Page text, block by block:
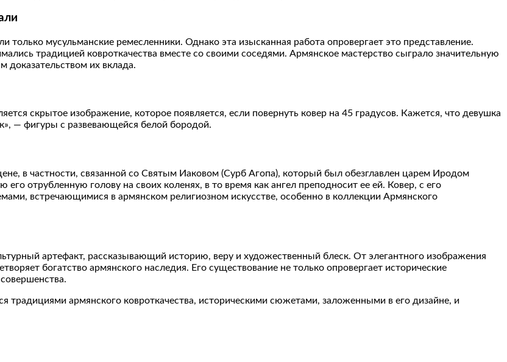
только мусульманские ремесленники. Однако эта изысканная работа опровергает это представление.
традицией ковроткачества вместе со своими соседями. Армянское мастерство сыграло значительную
доказательством их вклада.
скрытое изображение, которое появляется, если повернуть ковер на 45 градусов. Кажется, что девушка
— фигуры с развевающейся белой бородой.
в частности, связанной со Святым Иаковом (Сурб Агопа), который был обезглавлен царем Иродом
отрубленную голову на своих коленях, в то время как ангел преподносит ее ей. Ковер, с его
встречающимися в армянском религиозном искусстве, особенно в коллекции Армянского
артефакт, рассказывающий историю, веру и художественный блеск. От элегантного изображения
богатство армянского наследия. Его существование не только опровергает исторические
армянского ковроткачества, историческими сюжетами, заложенными в его дизайне, и